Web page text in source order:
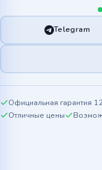
Telegram
Официальная гарантия
Отличные цены